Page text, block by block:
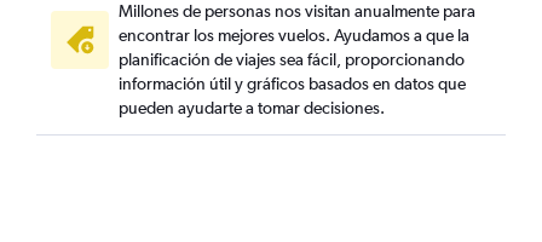
Millones de personas nos visitan anualmente para
encontrar los mejores vuelos. Ayudamos a que la
planificación de viajes sea fácil, proporcionando
información útil y gráficos basados en datos que
pueden ayudarte a tomar decisiones.